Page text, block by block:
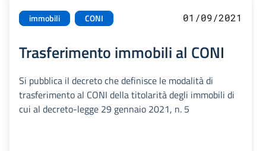
immobili CONI 01/09/2021
Trasferimento immobili al CONI
Si pubblica il decreto che definisce le modalità di
trasferimento al CONI della titolarità degli immobili di
cui al decreto-legge 29 gennaio 2021, n. 5